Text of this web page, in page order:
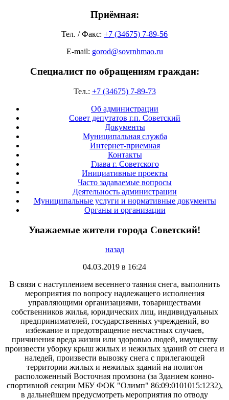
Приёмная:
Тел. / Факс: +7 (34675) 7-89-56
E-mail: gorod@sovrnhmao.ru
Специалист по обращениям граждан:
Тел.: +7 (34675) 7-89-73
Об администрации
Совет депутатов г.п. Советский
Документы
Муниципальная служба
Интернет-приемная
Контакты
Глава г. Советского
Инициативные проекты
Часто задаваемые вопросы
Деятельность администрации
Муниципальные услуги и нормативные документы
Органы и организации
Уважаемые жители города Советский!
назад
04.03.2019 в 16:24
В связи с наступлением весеннего таяния снега, выполнить
мероприятия по вопросу надлежащего исполнения
управляющими организациями, товариществами
собственников жилья, юридических лиц, индивидуальных
предпринимателей, государственных учреждений, во
избежание и предотвращение несчастных случаев,
причинения вреда жизни или здоровью людей, имуществу
произвести уборку крыш жилых и нежилых зданий от снега и
наледей, произвести вывозку снега с прилегающей
территории жилых и нежилых зданий на полигон
расположенный Восточная промзона (за Зданием конно-
спортивной секции МБУ ФОК "Олимп" 86:09:0101015:1232),
в дальнейшем предусмотреть мероприятия по отводу